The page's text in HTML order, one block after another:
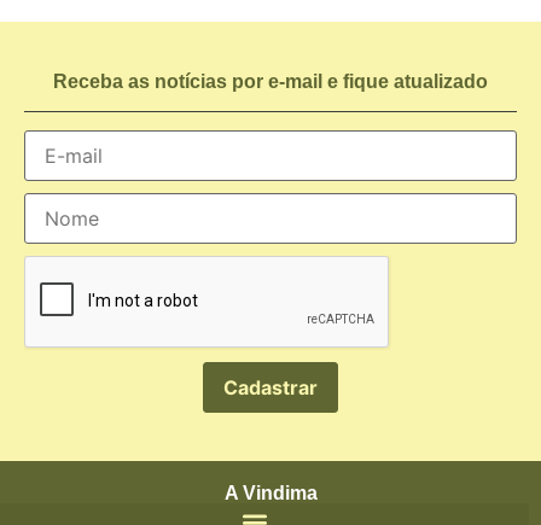
Receba as notícias por e-mail e fique atualizado
A Vindima